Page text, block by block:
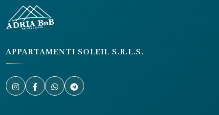
g
l
i
APPARTAMENTI SOLEIL S.R.L.S.